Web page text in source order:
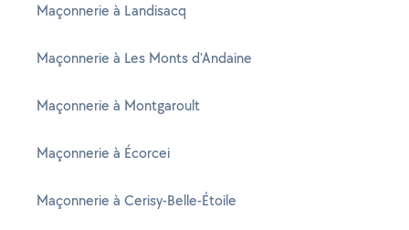
Maçonnerie à Landisacq
Maçonnerie à Les Monts d'Andaine
Maçonnerie à Montgaroult
Maçonnerie à Écorcei
Maçonnerie à Cerisy-Belle-Étoile